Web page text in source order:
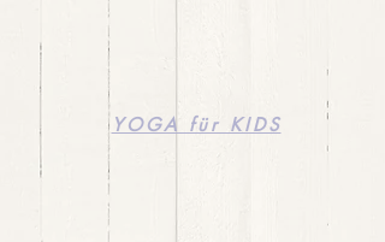
YOGA für KIDS